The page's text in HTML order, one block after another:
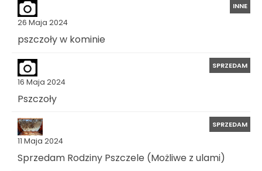
26 Maja 2024
INNE
pszczoły w kominie
16 Maja 2024
SPRZEDAM
Pszczoły
11 Maja 2024
SPRZEDAM
Sprzedam Rodziny Pszczele (Możliwe z ulami)